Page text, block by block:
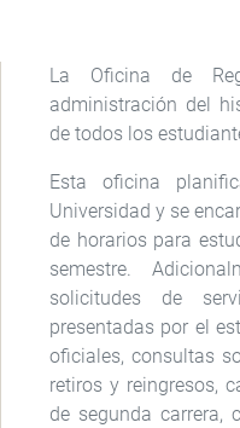
La Oficina de
administración del
de todos los
Esta oficina
Universidad y se
de horarios para
semestre.
solicitudes de
presentadas por el
oficiales, consultas
retiros y reingresos,
de segunda carrera,